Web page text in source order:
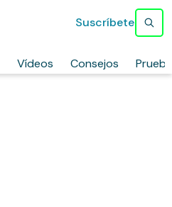
Vídeos Consejos
Suscríbete